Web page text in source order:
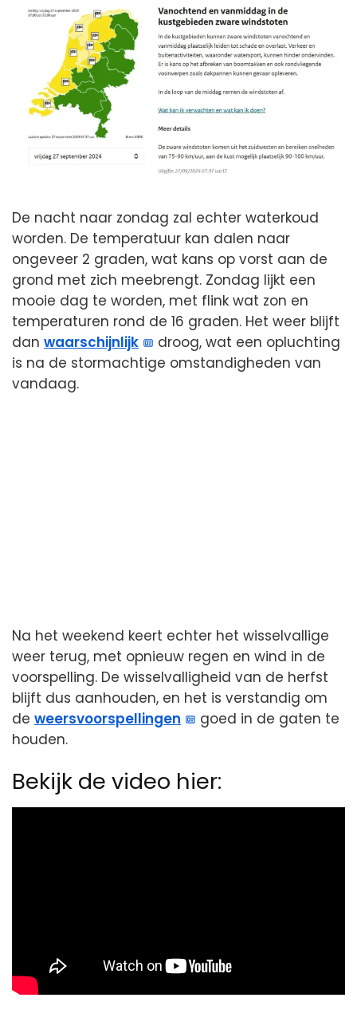
De nacht naar zondag zal echter waterkoud
worden. De temperatuur kan dalen naar
ongeveer 2 graden, wat kans op vorst aan de
grond met zich meebrengt. Zondag lijkt een
mooie dag te worden, met flink wat zon en
temperaturen rond de 16 graden. Het weer blijft
dan waarschijnlijk
droog, wat een opluchting
is na de stormachtige omstandigheden van
vandaag.
Na het weekend keert echter het wisselvallige
weer terug, met opnieuw regen en wind in de
voorspelling. De wisselvalligheid van de herfst
blijft dus aanhouden, en het is verstandig om
de weersvoorspellingen
goed in de gaten te
houden.
Bekijk de video hier: